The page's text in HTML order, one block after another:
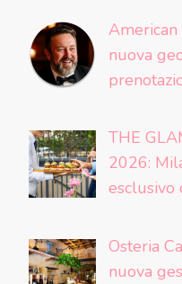
American
nuova
THE
2026:
esclusivo
Osteria
nuova